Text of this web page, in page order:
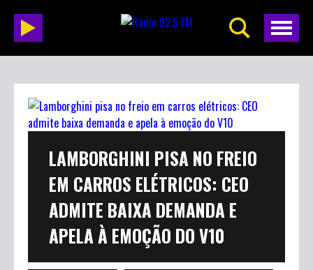
LAMBORGHINI PISA NO FREIO
EM CARROS ELÉTRICOS: CEO
ADMITE BAIXA DEMANDA E
APELA À EMOÇÃO DO V10